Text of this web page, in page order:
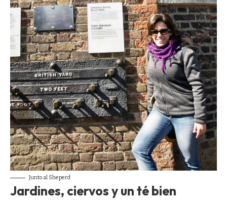
Junto al Sheperd
Jardines, ciervos y un té bien